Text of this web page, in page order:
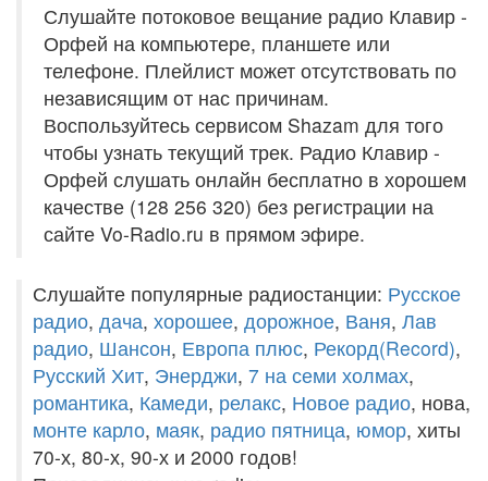
Слушайте потоковое вещание радио Клавир -
Орфей на компьютере, планшете или
телефоне. Плейлист может отсутствовать по
независящим от нас причинам.
Воспользуйтесь сервисом Shazam для того
чтобы узнать текущий трек. Радио Клавир -
Орфей слушать онлайн бесплатно в хорошем
качестве (128 256 320) без регистрации на
сайте Vo-Radio.ru в прямом эфире.
Слушайте популярные радиостанции: Русское
радио, дача, хорошее, дорожное, Ваня, Лав
радио, Шансон, Европа плюс, Рекорд(Record),
Русский Хит, Энерджи, 7 на семи холмах,
романтика, Камеди, релакс, Новое радио, нова,
монте карло, маяк, радио пятница, юмор, хиты
70-х, 80-х, 90-х и 2000 годов!